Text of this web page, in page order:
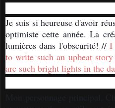
Je suis si heureuse d'avoir
optimiste cette année. La
lumières dans l'obscurité! //I
to write such an upbeat
are such bright lights in the